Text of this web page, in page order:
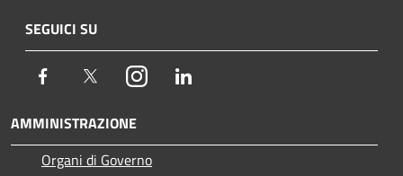
SEGUICI SU
Facebook TwitterInstagram
AMMINISTRAZIONE
Organi di Governo